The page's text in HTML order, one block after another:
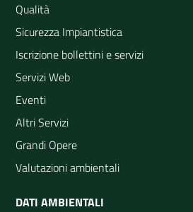
Qualità
Sicurezza Impiantistica
Iscrizione bollettini e servizi
Servizi Web
Eventi
Altri Servizi
Grandi Opere
Valutazioni ambientali
DATI AMBIENTALI